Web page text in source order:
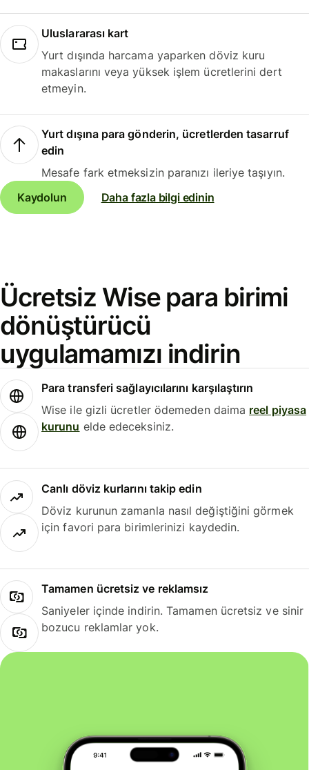
Uluslararası kart
Yurt dışında harcama yaparken döviz kuru
makaslarını veya yüksek işlem ücretlerini dert
etmeyin.
Yurt dışına para gönderin, ücretlerden tasarruf
edin
Mesafe fark etmeksizin paranızı ileriye taşıyın.
Kaydolun
Daha fazla bilgi edinin
Ücretsiz Wise para birimi
dönüştürücü
uygulamamızı indirin
Para transferi sağlayıcılarını karşılaştırın
Wise ile gizli ücretler ödemeden daima reel piyasa
kurunu elde edeceksiniz.
Canlı döviz kurlarını takip edin
Döviz kurunun zamanla nasıl değiştiğini görmek
için favori para birimlerinizi kaydedin.
Tamamen ücretsiz ve reklamsız
Saniyeler içinde indirin. Tamamen ücretsiz ve sinir
bozucu reklamlar yok.